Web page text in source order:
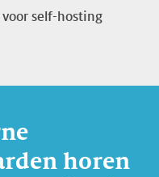
self-hosting
horen